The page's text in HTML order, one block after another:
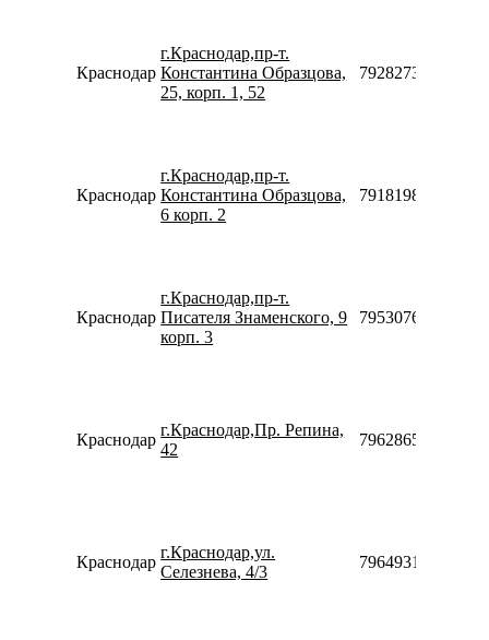
Краснодар
г.Краснодар,пр-т.
Константина Образцова,
25, корп. 1, 52
79282738448
Краснодар
г.Краснодар,пр-т.
Константина Образцова,
6 корп. 2
79181981650
Краснодар
г.Краснодар,пр-т.
Писателя Знаменского, 9
корп. 3
79530763080
Краснодар
г.Краснодар,Пр. Репина,
42
79628658865
Краснодар
г.Краснодар,ул.
Селезнева, 4/3
79649319313